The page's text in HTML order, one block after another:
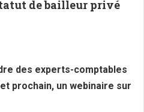
de bailleur privé
des experts-comptables
prochain, un webinaire sur